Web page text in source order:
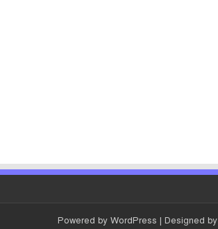
Powered by WordPress | Designed by